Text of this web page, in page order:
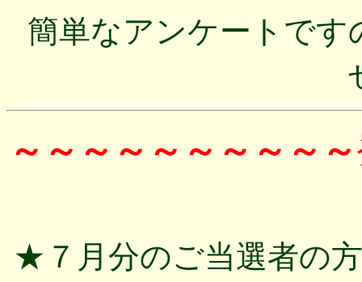
簡単なアンケートで
～～～～～～～～～～
★７月分のご当選者の